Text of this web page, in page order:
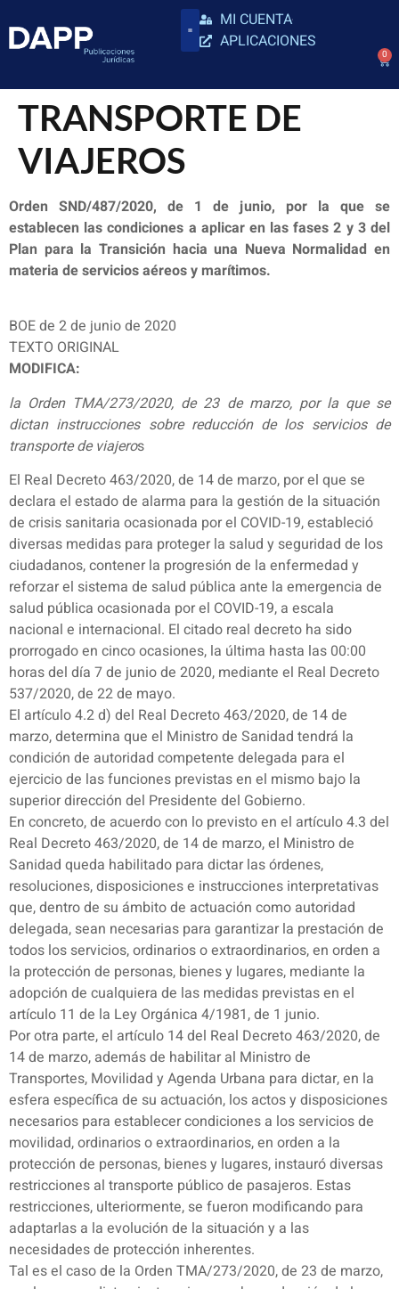
MI CUENTA
APLICACIONES
0
TRANSPORTE DE
VIAJEROS
Orden SND/487/2020, de 1 de junio, por la que se
establecen las condiciones a aplicar en las fases 2 y 3 del
Plan para la Transición hacia una Nueva Normalidad en
materia de servicios aéreos y marítimos.
BOE de 2 de junio de 2020
TEXTO ORIGINAL
MODIFICA:
la Orden TMA/273/2020, de 23 de marzo, por la que se
dictan instrucciones sobre reducción de los servicios de
transporte de viajeros
El Real Decreto 463/2020, de 14 de marzo, por el que se
declara el estado de alarma para la gestión de la situación
de crisis sanitaria ocasionada por el COVID-19, estableció
diversas medidas para proteger la salud y seguridad de los
ciudadanos, contener la progresión de la enfermedad y
reforzar el sistema de salud pública ante la emergencia de
salud pública ocasionada por el COVID-19, a escala
nacional e internacional. El citado real decreto ha sido
prorrogado en cinco ocasiones, la última hasta las 00:00
horas del día 7 de junio de 2020, mediante el Real Decreto
537/2020, de 22 de mayo.
El artículo 4.2 d) del Real Decreto 463/2020, de 14 de
marzo, determina que el Ministro de Sanidad tendrá la
condición de autoridad competente delegada para el
ejercicio de las funciones previstas en el mismo bajo la
superior dirección del Presidente del Gobierno.
En concreto, de acuerdo con lo previsto en el artículo 4.3 del
Real Decreto 463/2020, de 14 de marzo, el Ministro de
Sanidad queda habilitado para dictar las órdenes,
resoluciones, disposiciones e instrucciones interpretativas
que, dentro de su ámbito de actuación como autoridad
delegada, sean necesarias para garantizar la prestación de
todos los servicios, ordinarios o extraordinarios, en orden a
la protección de personas, bienes y lugares, mediante la
adopción de cualquiera de las medidas previstas en el
artículo 11 de la Ley Orgánica 4/1981, de 1 junio.
Por otra parte, el artículo 14 del Real Decreto 463/2020, de
14 de marzo, además de habilitar al Ministro de
Transportes, Movilidad y Agenda Urbana para dictar, en la
esfera específica de su actuación, los actos y disposiciones
necesarios para establecer condiciones a los servicios de
movilidad, ordinarios o extraordinarios, en orden a la
protección de personas, bienes y lugares, instauró diversas
restricciones al transporte público de pasajeros. Estas
restricciones, ulteriormente, se fueron modificando para
adaptarlas a la evolución de la situación y a las
necesidades de protección inherentes.
Tal es el caso de la Orden TMA/273/2020, de 23 de marzo,